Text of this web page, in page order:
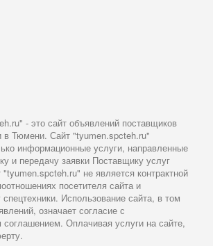
- это сайт объявлений поставщиков
в Тюмени. Сайт "tyumen.spcteh.ru"
информационные услуги, направленные
и передачу заявки Поставщику услуг
не является контрактной
посетителя сайта и
Использование сайта, в том
означает согласие с
соглашением. Оплачивая услуги на сайте,